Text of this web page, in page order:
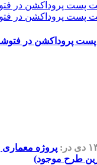
پروداکشن در
در: پروژه
طرح موجود)